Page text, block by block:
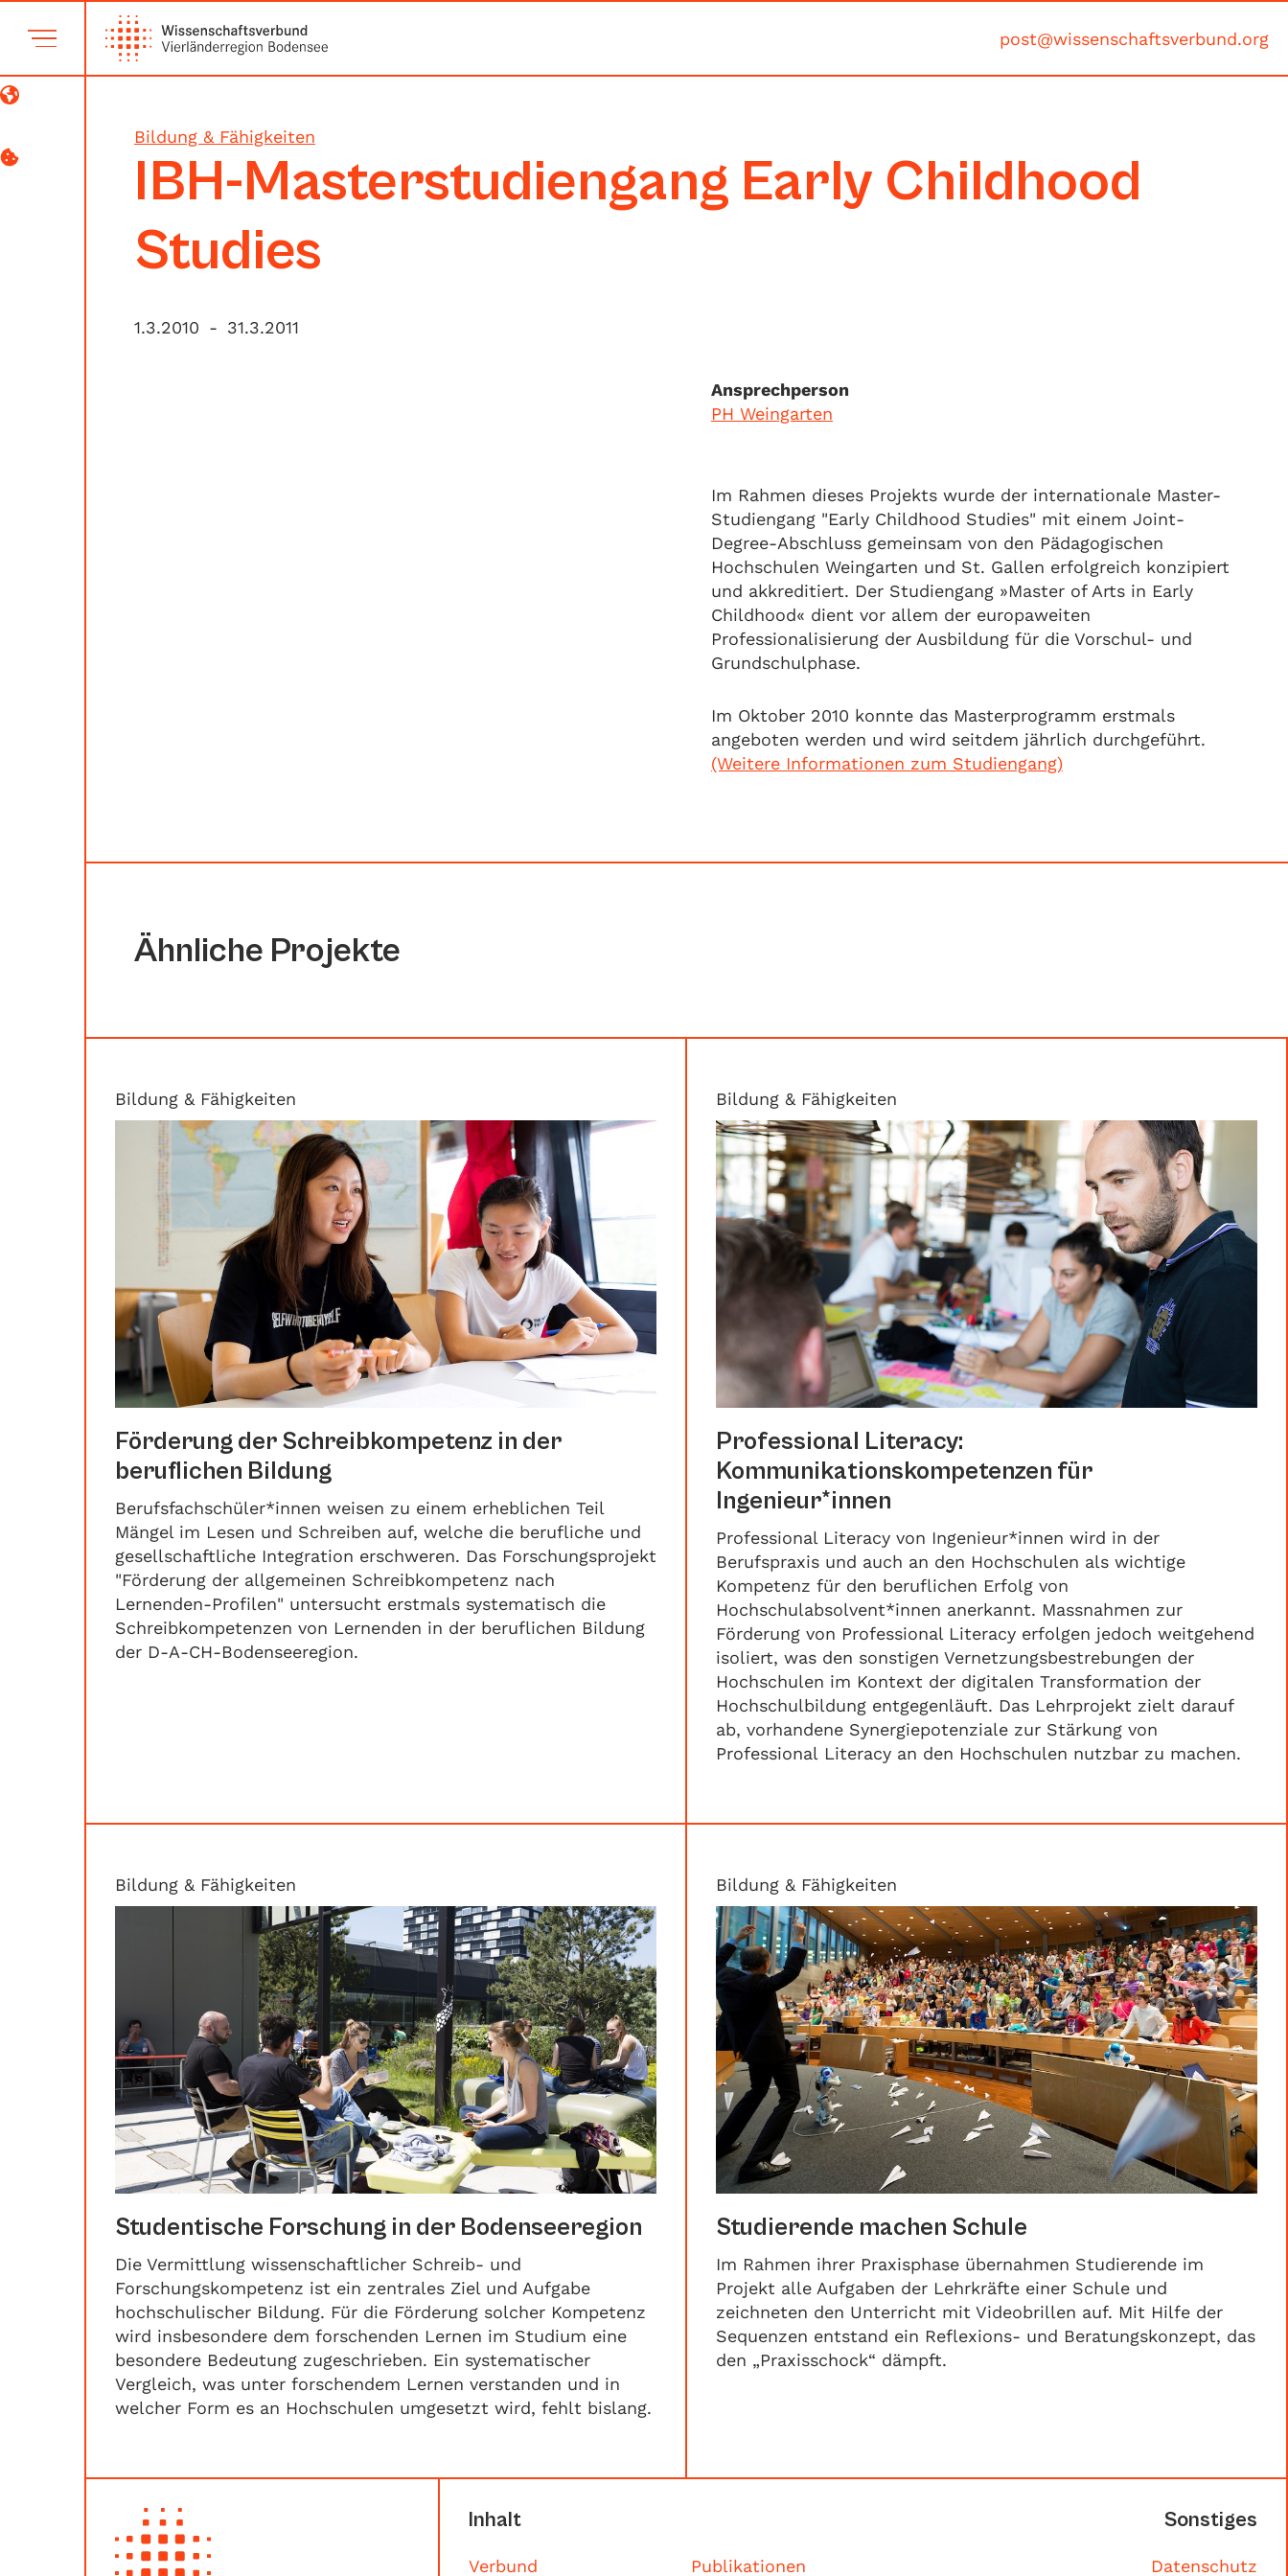
post@wissenschaftsverbund.org
Bildung & Fähigkeiten
IBH-Masterstudiengang Early Childhood
Studies
1.3.2010 - 31.3.2011
Ansprechperson
PH Weingarten
Im Rahmen dieses Projekts wurde der internationale Master-
Studiengang "Early Childhood Studies" mit einem Joint-
Degree-Abschluss gemeinsam von den Pädagogischen
Hochschulen Weingarten und St. Gallen erfolgreich konzipiert
und akkreditiert. Der Studiengang »Master of Arts in Early
Childhood« dient vor allem der europaweiten
Professionalisierung der Ausbildung für die Vorschul- und
Grundschulphase.
Im Oktober 2010 konnte das Masterprogramm erstmals
angeboten werden und wird seitdem jährlich durchgeführt.
(Weitere Informationen zum Studiengang)
Ähnliche Projekte
Bildung & Fähigkeiten
Förderung der Schreibkompetenz in der
beruflichen Bildung
Berufsfachschüler*innen weisen zu einem erheblichen Teil
Mängel im Lesen und Schreiben auf, welche die berufliche und
gesellschaftliche Integration erschweren. Das Forschungsprojekt
"Förderung der allgemeinen Schreibkompetenz nach
Lernenden-Profilen" untersucht erstmals systematisch die
Schreibkompetenzen von Lernenden in der beruflichen Bildung
der D-A-CH-Bodenseeregion.
Bildung & Fähigkeiten
Professional Literacy:
Kommunikationskompetenzen für
Ingenieur*innen
Professional Literacy von Ingenieur*innen wird in der
Berufspraxis und auch an den Hochschulen als wichtige
Kompetenz für den beruflichen Erfolg von
Hochschulabsolvent*innen anerkannt. Massnahmen zur
Förderung von Professional Literacy erfolgen jedoch weitgehend
isoliert, was den sonstigen Vernetzungsbestrebungen der
Hochschulen im Kontext der digitalen Transformation der
Hochschulbildung entgegenläuft. Das Lehrprojekt zielt darauf
ab, vorhandene Synergiepotenziale zur Stärkung von
Professional Literacy an den Hochschulen nutzbar zu machen.
Bildung & Fähigkeiten
Studentische Forschung in der Bodenseeregion
Die Vermittlung wissenschaftlicher Schreib- und
Forschungskompetenz ist ein zentrales Ziel und Aufgabe
hochschulischer Bildung. Für die Förderung solcher Kompetenz
wird insbesondere dem forschenden Lernen im Studium eine
besondere Bedeutung zugeschrieben. Ein systematischer
Vergleich, was unter forschendem Lernen verstanden und in
welcher Form es an Hochschulen umgesetzt wird, fehlt bislang.
Bildung & Fähigkeiten
Studierende machen Schule
Im Rahmen ihrer Praxisphase übernahmen Studierende im
Projekt alle Aufgaben der Lehrkräfte einer Schule und
zeichneten den Unterricht mit Videobrillen auf. Mit Hilfe der
Sequenzen entstand ein Reflexions- und Beratungskonzept, das
den „Praxisschock“ dämpft.
Inhalt
Verbund Publikationen
Sonstiges
Datenschutz